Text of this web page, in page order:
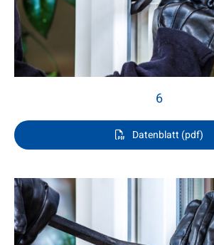
6
Datenblatt (pdf)